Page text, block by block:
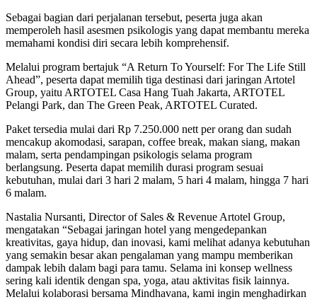
Sebagai bagian dari perjalanan tersebut, peserta juga akan
memperoleh hasil asesmen psikologis yang dapat membantu mereka
memahami kondisi diri secara lebih komprehensif.
Melalui program bertajuk “A Return To Yourself: For The Life Still
Ahead”, peserta dapat memilih tiga destinasi dari jaringan Artotel
Group, yaitu ARTOTEL Casa Hang Tuah Jakarta, ARTOTEL
Pelangi Park, dan The Green Peak, ARTOTEL Curated.
Paket tersedia mulai dari Rp 7.250.000 nett per orang dan sudah
mencakup akomodasi, sarapan, coffee break, makan siang, makan
malam, serta pendampingan psikologis selama program
berlangsung. Peserta dapat memilih durasi program sesuai
kebutuhan, mulai dari 3 hari 2 malam, 5 hari 4 malam, hingga 7 hari
6 malam.
Nastalia Nursanti, Director of Sales & Revenue Artotel Group,
mengatakan “Sebagai jaringan hotel yang mengedepankan
kreativitas, gaya hidup, dan inovasi, kami melihat adanya kebutuhan
yang semakin besar akan pengalaman yang mampu memberikan
dampak lebih dalam bagi para tamu. Selama ini konsep wellness
sering kali identik dengan spa, yoga, atau aktivitas fisik lainnya.
Melalui kolaborasi bersama Mindhavana, kami ingin menghadirkan